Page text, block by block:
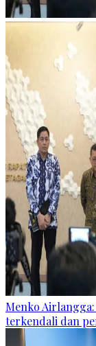
Menko
terkendali dan